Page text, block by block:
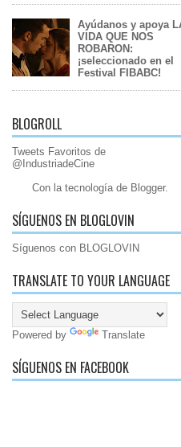
Ayúdanos y apoya
VIDA QUE NOS
ROBARON:
¡seleccionado en el
Festival FIBABC!
BLOGROLL
Tweets Favoritos de
@IndustriadeCine
Con la tecnología de Blogger.
SÍGUENOS EN BLOGLOVIN
Síguenos con BLOGLOVIN
TRANSLATE TO YOUR LANGUAGE
Powered by Translate
SÍGUENOS EN FACEBOOK